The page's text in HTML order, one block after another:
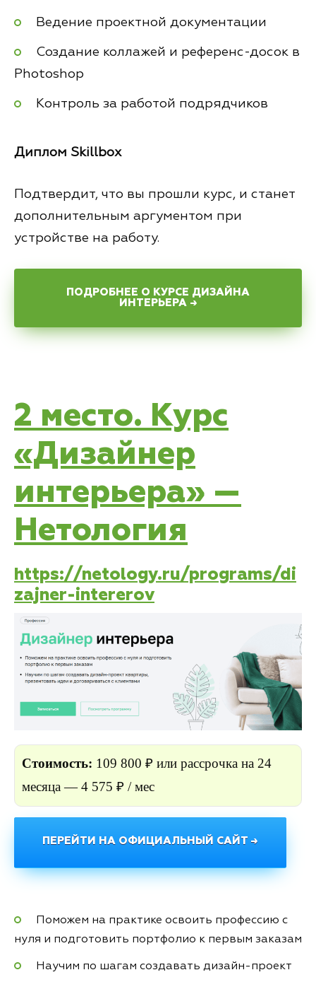
Ведение проектной документации
Создание коллажей и референс-досок в
Photoshop
Контроль за работой подрядчиков
Диплом Skillbox
Подтвердит, что вы прошли курс, и станет
дополнительным аргументом при
устройстве на работу.
ПОДРОБНЕЕ О КУРСЕ ДИЗАЙНА
ИНТЕРЬЕРА →
2 место. Курс
«Дизайнер
интерьера» —
Нетология
https://netology.ru/programs/di
zajner-intererov
Стоимость: 109 800 ₽ или рассрочка на 24
месяца — 4 575 ₽ / мес
ПЕРЕЙТИ НА ОФИЦИАЛЬНЫЙ САЙТ →
Поможем на практике освоить профессию с
нуля и подготовить портфолио к первым заказам
Научим по шагам создавать дизайн-проект